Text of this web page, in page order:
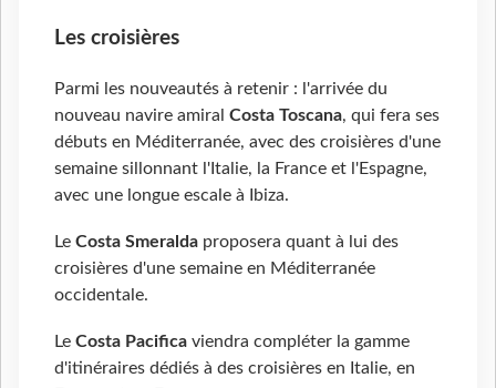
Les croisières
Parmi les nouveautés à retenir : l'arrivée du
nouveau navire amiral Costa Toscana, qui fera ses
débuts en Méditerranée, avec des croisières d'une
semaine sillonnant l'Italie, la France et l'Espagne,
avec une longue escale à Ibiza.
Le Costa Smeralda proposera quant à lui des
croisières d'une semaine en Méditerranée
occidentale.
Le Costa Pacifica viendra compléter la gamme
d'itinéraires dédiés à des croisières en Italie, en